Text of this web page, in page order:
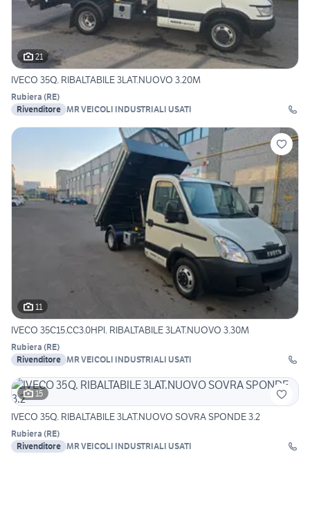
21
IVECO 35Q. RIBALTABILE 3LAT.NUOVO 3.20M
Rubiera (RE)
Rivenditore MR VEICOLI INDUSTRIALI USATI
11
IVECO 35C15.CC3.0HPI. RIBALTABILE 3LAT.NUOVO 3.30M
Rubiera (RE)
Rivenditore MR VEICOLI INDUSTRIALI USATI
15
IVECO 35Q. RIBALTABILE 3LAT.NUOVO SOVRA SPONDE 3.2
Rubiera (RE)
Rivenditore MR VEICOLI INDUSTRIALI USATI